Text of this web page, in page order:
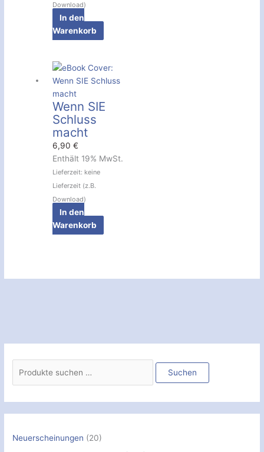
Download)
In den
Warenkorb
Wenn SIE
Schluss
macht
6,90€
Enthält 19% MwSt.
Lieferzeit: keine
Lieferzeit (z.B.
Download)
In den
Warenkorb
e
Suchen
Neuerscheinungen (20)